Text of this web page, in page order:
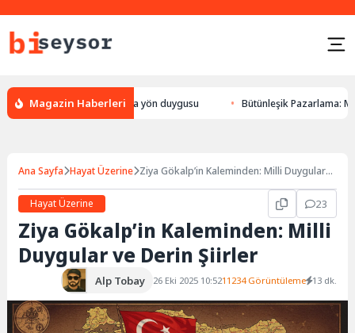
Magazin Haberleri
hayvanlarda yön duygusu Bütünleşik Pazarlama: Markalarla
Ana Sayfa Hayat Üzerine Ziya Gökalp’in Kaleminden: Milli Duygular
Hayat Üzerine
23
Ziya Gökalp’in Kaleminden: Milli
Duygular ve Derin Şiirler
Alp Tobay 26 Eki 2025 10:5211234 Görüntüleme 13 dk.